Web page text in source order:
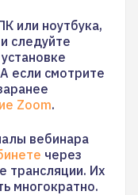
или ноутбука,
следуйте
если смотрите
Zoom.
вебинара
через
трансляции. Их
многократно.